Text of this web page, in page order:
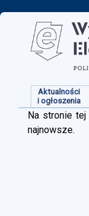
Aktualności
i ogłoszenia
Na stronie
najnowsze.